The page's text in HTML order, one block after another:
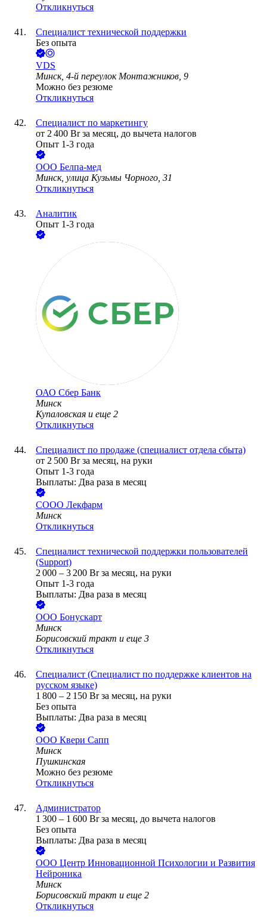
Откликнуться
Специалист технической поддержки
Без опыта
VDS
Минск, 4-й переулок Монтажников, 9
Можно без резюме
Откликнуться
Специалист по маркетингу
от 2 400 Br за месяц, до вычета налогов
Опыт 1-3 года
ООО Белпа-мед
Минск, улица Кузьмы Чорного, 31
Откликнуться
Аналитик
Опыт 1-3 года
ОАО Сбер Банк
Минск
Купаловская и еще 2
Откликнуться
Специалист по продаже (специалист отдела сбыта)
от 2 500 Br за месяц, на руки
Опыт 1-3 года
Выплаты: Два раза в месяц
COOO Лекфарм
Минск
Откликнуться
Специалист технической поддержки пользователей
(Support)
2 000 – 3 200 Br за месяц, на руки
Опыт 1-3 года
Выплаты: Два раза в месяц
ООО Бонускарт
Минск
Борисовский тракт и еще 3
Откликнуться
Специалист (Специалист по поддержке клиентов на
русском языке)
1 800 – 2 150 Br за месяц, на руки
Без опыта
Выплаты: Два раза в месяц
ООО Квери Сапп
Минск
Пушкинская
Можно без резюме
Откликнуться
Администратор
1 300 – 1 600 Br за месяц, до вычета налогов
Без опыта
Выплаты: Два раза в месяц
ООО Центр Инновационной Психологии и Развития
Нейроника
Минск
Борисовский тракт и еще 2
Откликнуться